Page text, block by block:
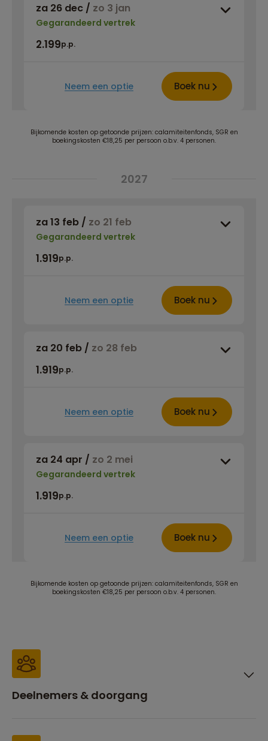
za 26 dec / zo 3 jan
Gegarandeerd vertrek
2.199p.p.
Neem een optie Boek nu
Bijkomende kosten op getoonde prijzen: calamiteitenfonds, SGR en
boekingskosten €18,25 per persoon o.b.v. 4 personen.
2027
za 13 feb / zo 21 feb
Gegarandeerd vertrek
1.919p.p.
Neem een optie Boek nu
za 20 feb / zo 28 feb
1.919p.p.
Neem een optie Boek nu
za 24 apr / zo 2 mei
Gegarandeerd vertrek
1.919p.p.
Neem een optie Boek nu
Bijkomende kosten op getoonde prijzen: calamiteitenfonds, SGR en
boekingskosten €18,25 per persoon o.b.v. 4 personen.
Deelnemers & doorgang